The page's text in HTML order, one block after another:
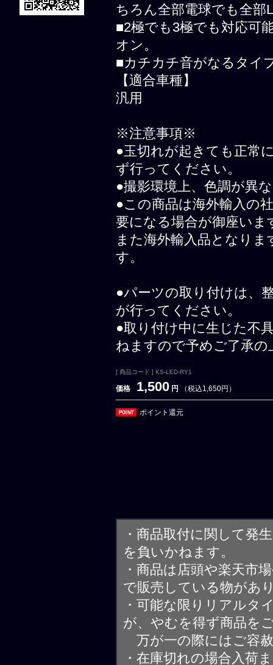
ちろん全部電球でも全
■2極でも3極でも対応可
オン。
■カチカチ音がなるタイ
【適合車種】
汎用
※注意事項※
●玉切れが起きても正常
ず行ってください。
●撮影環境上、色調が異
●この商品は海外輸入の
要になる場合が御座いま
また海外輸入品となり
す。
●パーツの取り付けは、
が行ってください。
●取り付け中に生じた不
ねますので予めご了承
[ 商品コード ] KS-LED-RY1
価格 1,500 円 （税込1,650円）
ポイント還元
・商品取付に関して発
を負いかねます。
・商品は店頭や楽天市
で販売している物があ
・可能な限りリアルタ
が、やむを得ず商品を
万が一の際にはご容
・在庫切れの場合入荷